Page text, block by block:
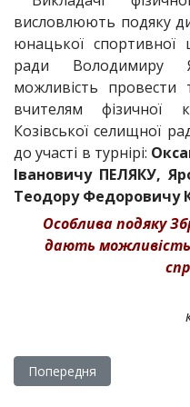
висловлюють подяку
юнацької спортивної
ради Володимиру
можливість
вчителям фізичної
Козівської селищної
до участі в турнірі:
Івановичу ПЕЛЯКУ,
Теодору
Особлива подяку
дають
Попередня стаття:
Попередня